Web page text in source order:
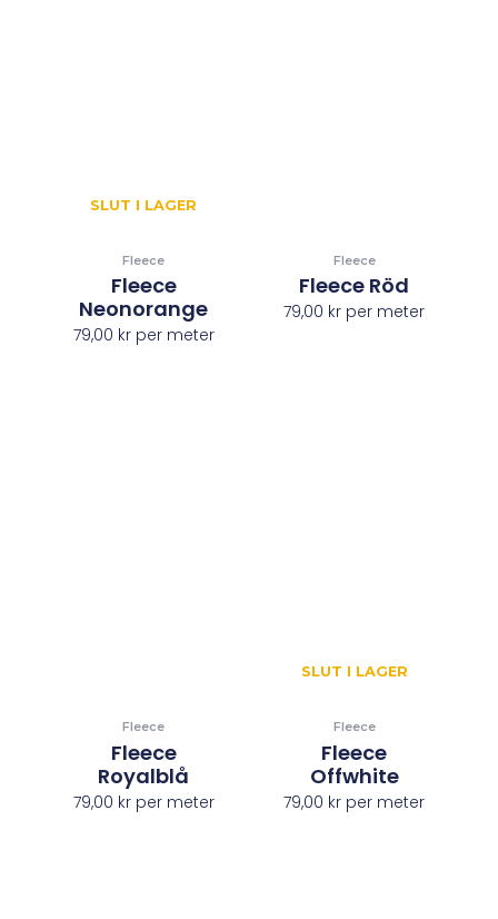
SLUT I LAGER
Fleece
Fleece
Neonorange
79,00 krper meter
Fleece
Fleece Röd
79,00 kr per meter
Fleece
Fleece
Royalblå
79,00 krper meter
SLUT I LAGER
Fleece
Fleece
Offwhite
79,00 kr per meter